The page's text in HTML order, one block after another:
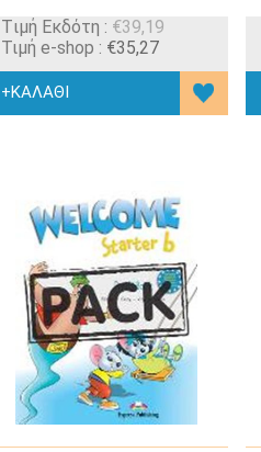
Tιμή Εκδότη : €39,19
Τιμή e-shop : €35,27